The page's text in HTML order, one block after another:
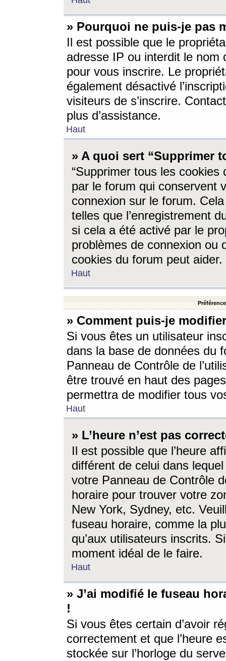
» Pourquoi ne puis-je pas
Il est possible que le
adresse IP ou interdit le nom
pour vous inscrire. Le
également désactivé
visiteurs de s’inscrire.
plus d’assistance.
Haut
» A quoi sert “Supprimer
“Supprimer tous les cookies
par le forum qui conservent
connexion sur le forum.
telles que l’enregistrement
si cela a été activé par le
problèmes de connexion ou
cookies du forum peut aider.
Haut
» Comment puis-je
Si vous êtes un utilisateur
dans la base de données du
Panneau de Contrôle de
être trouvé en haut des
permettra de modifier tous
Haut
» L’heure n’est pas
Il est possible que l’heure
différent de celui dans
votre Panneau de Contrôle
horaire pour trouver votre
New York, Sydney, etc.
fuseau horaire, comme la
qu’aux utilisateurs inscrits.
moment idéal de le faire.
Haut
» J’ai modifié le fuseau
!
Si vous êtes certain d’avoir
correctement et que l’heure
stockée sur l’horloge du